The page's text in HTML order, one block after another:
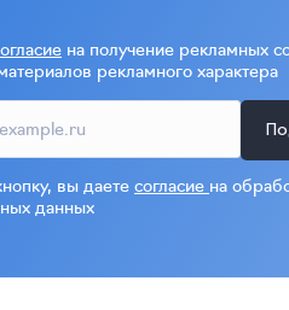
на получение рекламных
рекламного характера
вы даете согласие на
данных